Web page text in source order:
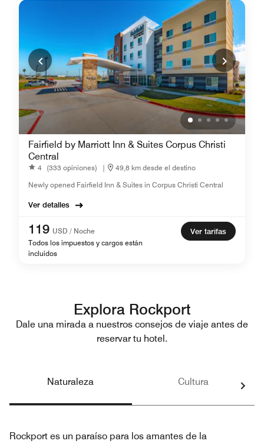
Fairfield by Marriott Inn & Suites Corpus Christi
Central
4 (333 opiniones) |
49,8 km desde el destino
Newly opened Fairfield Inn & Suites in Corpus Christi Central
Ver detalles
119 USD / Noche
Todos los impuestos y cargos están
incluidos
Ver tarifas
Explora Rockport
Dale una mirada a nuestros consejos de viaje antes de
reservar tu hotel.
Naturaleza Cultura
Rockport es un paraíso para los amantes de la